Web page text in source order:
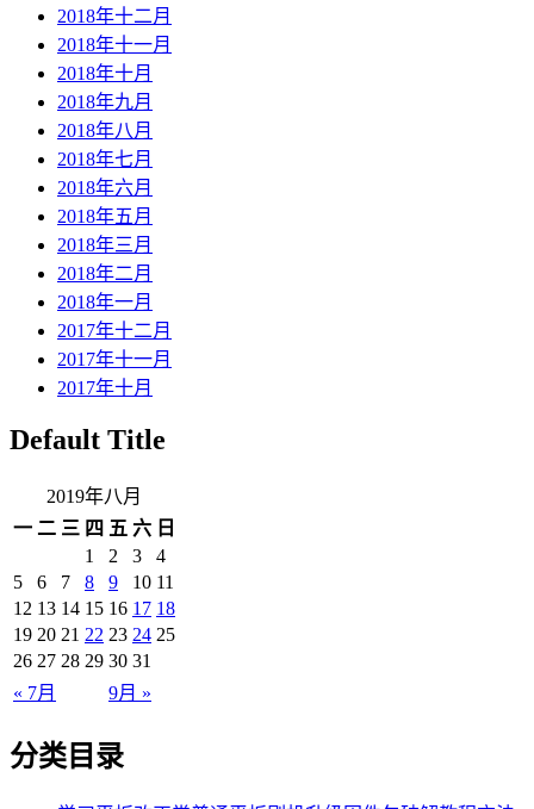
2018年十二月
2018年十一月
2018年十月
2018年九月
2018年八月
2018年七月
2018年六月
2018年五月
2018年三月
2018年二月
2018年一月
2017年十二月
2017年十一月
2017年十月
Default Title
2019年八月
一 二 三 四 五 六 日
« 7月 9月 »
1 2 3
4
5
6 7 8 9 10 11
12 13 14 15 16 17 18
19 20 21 22 23 24 25
26 27 28 29 30 31
分类目录